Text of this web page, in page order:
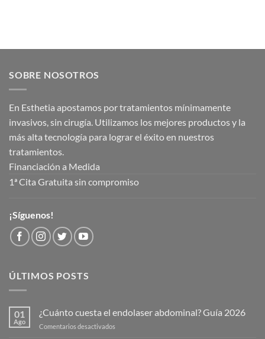
SOBRE NOSOTROS
En Esthetia apostamos por tratamientos mínimamente
invasivos, sin cirugía. Utilizamos los mejores productos y la
más alta tecnología para lograr el éxito en nuestros
tratamientos.
Financiación a Medida
1ª Cita Gratuita sin compromiso
¡Síguenos!
ÚLTIMOS POSTS
01
Ago
¿Cuánto cuesta el endolaser abdominal? Guía 2026
Comentarios desactivados